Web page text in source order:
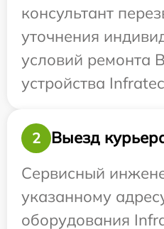
консультант
уточнения
условий ремонта
устройства
2
Выезд
Сервисный
указанному
оборудования